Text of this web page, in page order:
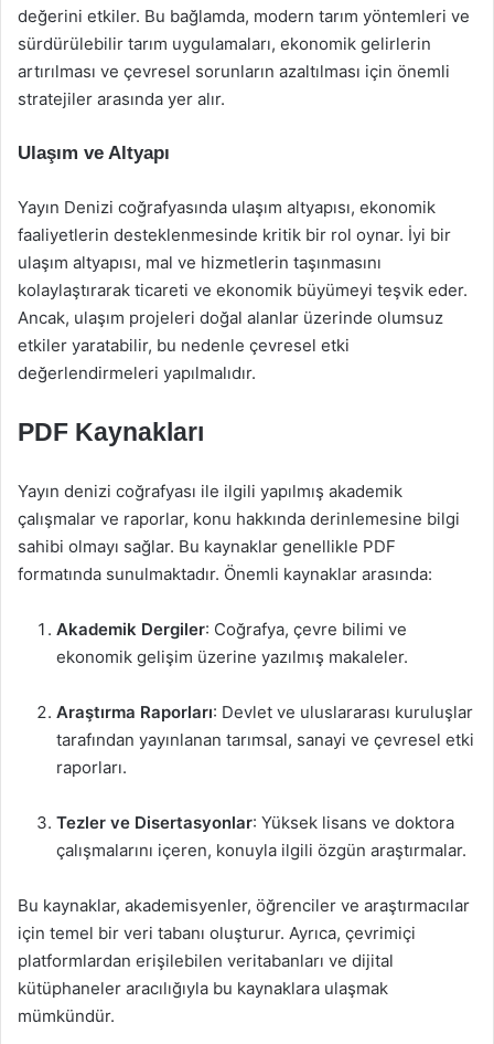
değerini etkiler. Bu bağlamda, modern tarım yöntemleri ve
sürdürülebilir tarım uygulamaları, ekonomik gelirlerin
artırılması ve çevresel sorunların azaltılması için önemli
stratejiler arasında yer alır.
Ulaşım ve Altyapı
Yayın Denizi coğrafyasında ulaşım altyapısı, ekonomik
faaliyetlerin desteklenmesinde kritik bir rol oynar. İyi bir
ulaşım altyapısı, mal ve hizmetlerin taşınmasını
kolaylaştırarak ticareti ve ekonomik büyümeyi teşvik eder.
Ancak, ulaşım projeleri doğal alanlar üzerinde olumsuz
etkiler yaratabilir, bu nedenle çevresel etki
değerlendirmeleri yapılmalıdır.
PDF Kaynakları
Yayın denizi coğrafyası ile ilgili yapılmış akademik
çalışmalar ve raporlar, konu hakkında derinlemesine bilgi
sahibi olmayı sağlar. Bu kaynaklar genellikle PDF
formatında sunulmaktadır. Önemli kaynaklar arasında:
Akademik Dergiler: Coğrafya, çevre bilimi ve
ekonomik gelişim üzerine yazılmış makaleler.
Araştırma Raporları: Devlet ve uluslararası kuruluşlar
tarafından yayınlanan tarımsal, sanayi ve çevresel etki
raporları.
Tezler ve Disertasyonlar: Yüksek lisans ve doktora
çalışmalarını içeren, konuyla ilgili özgün araştırmalar.
Bu kaynaklar, akademisyenler, öğrenciler ve araştırmacılar
için temel bir veri tabanı oluşturur. Ayrıca, çevrimiçi
platformlardan erişilebilen veritabanları ve dijital
kütüphaneler aracılığıyla bu kaynaklara ulaşmak
mümkündür.